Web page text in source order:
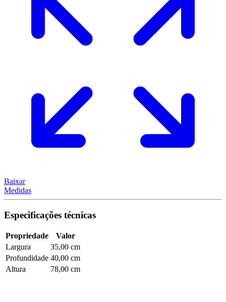
Baixar
Medidas
Especificações técnicas
Propriedade
Valor
Largura
35,00 cm
Profundidade 40,00 cm
Altura
78,00 cm